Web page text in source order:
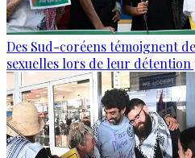
Des Sud-coréens témoignent
sexuelles lors de leur